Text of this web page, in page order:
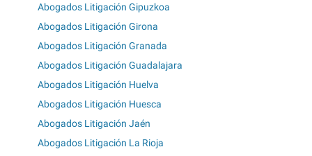
Abogados Litigación Gipuzkoa
Abogados Litigación Girona
Abogados Litigación Granada
Abogados Litigación Guadalajara
Abogados Litigación Huelva
Abogados Litigación Huesca
Abogados Litigación Jaén
Abogados Litigación La Rioja